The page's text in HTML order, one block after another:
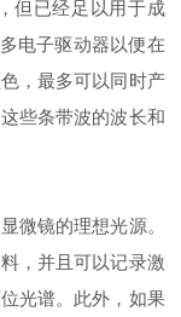
但已经足以用于成
电子驱动器以便在
，最多可以同时产
些条带波的波长和
微镜的理想光源。
，并且可以记录激
光谱。此外，如果